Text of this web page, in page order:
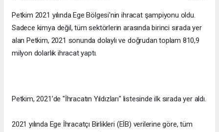
Petkim 2021 yılında Ege Bölgesi'nin ihracat şampiyonu oldu.
Sadece kimya değil, tüm sektörlerin arasında birinci sırada yer
alan Petkim, 2021 sonunda dolaylı ve doğrudan toplam 810,9
milyon dolarlık ihracat yaptı.
Petkim, 2021’de "İhracatın Yıldızları" listesinde ilk sırada yer aldı.
2021 yılında Ege İhracatçı Birlikleri (EİB) verilerine göre, tüm